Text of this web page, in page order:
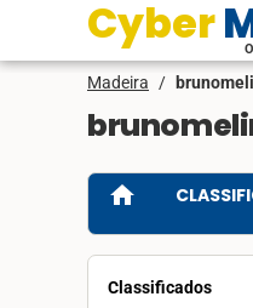
Cyber
Madeira /
home
Classificados